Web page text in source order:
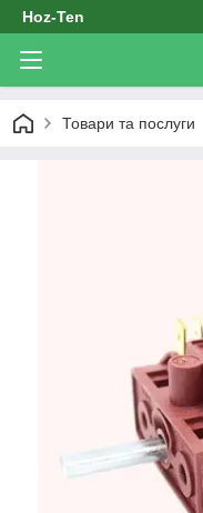
Hoz-Ten
Товари та послуги